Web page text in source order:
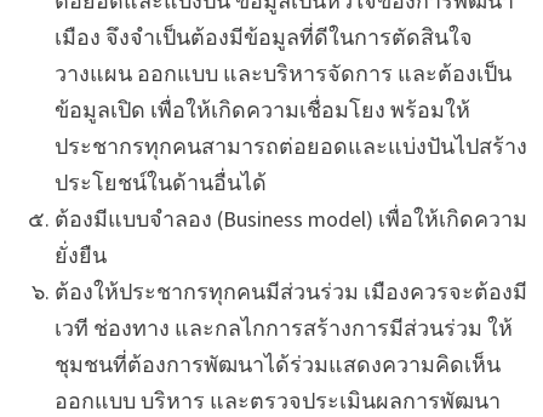
เมือง จึงจำเป็นต้องมีข้อมูลที่ดีในการตัดสินใจ
วางแผน ออกแบบ และบริหารจัดการ และต้องเป็น
ข้อมูลเปิด เพื่อให้เกิดความเชื่อมโยง พร้อมให้
ประชากรทุกคนสามารถต่อยอดและแบ่งปันไปสร้าง
ประโยชน์ในด้านอื่นได้
ต้องมีแบบจำลอง (Business model) เพื่อให้เกิดความ
ยั่งยืน
ต้องให้ประชากรทุกคนมีส่วนร่วม เมืองควรจะต้องมี
เวที ช่องทาง และกลไกการสร้างการมีส่วนร่วม ให้
ชุมชนที่ต้องการพัฒนาได้ร่วมแสดงความคิดเห็น
ออกแบบ บริหาร และตรวจประเมินผลการพัฒนา